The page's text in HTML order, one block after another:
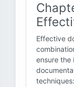
Effective
ensure
techniques: